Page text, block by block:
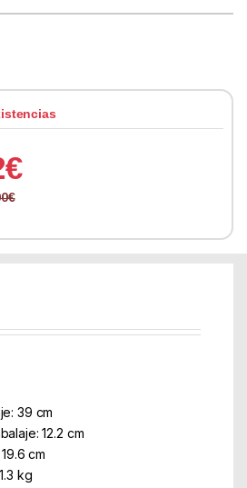
€
€
39 cm
12.2 cm
cm
kg